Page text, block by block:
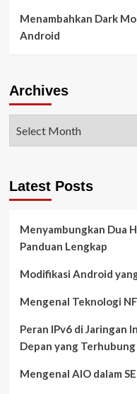
Menambahkan Dark
Android
Archives
Latest Posts
Menyambungkan Dua
Panduan Lengkap
Modifikasi Android
Mengenal Teknologi
Peran IPv6 di Jaringan
Depan yang Terhubung
Mengenal AIO dalam